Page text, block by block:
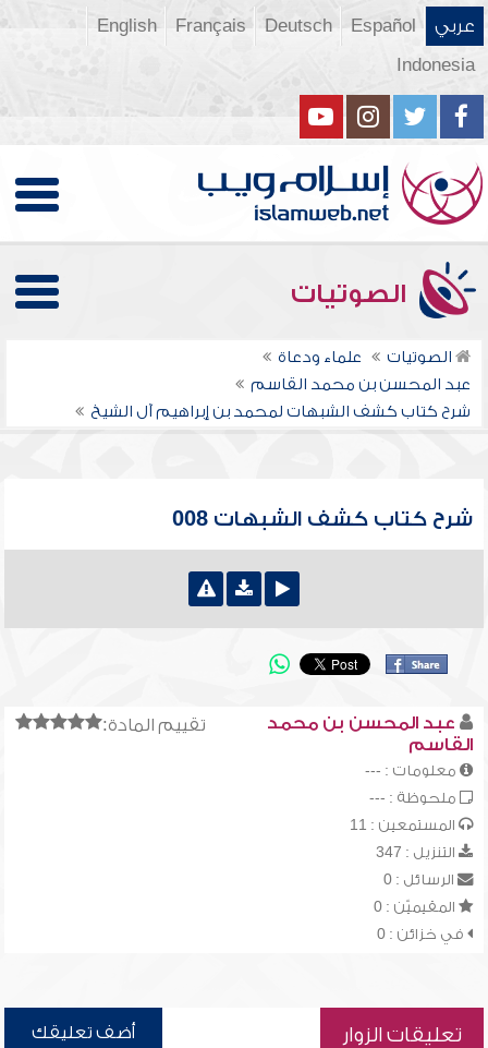
عربي Español
Deutsch
Français
English
Indonesia
الصوتيات
الصوتيات
علماء ودعاة
عبد المحسن بن محمد القاسم
شرح كتاب كشف الشبهات لمحمد بن إبراهيم آل الشيخ
شرح كتاب كشف الشبهات 008
تقييم المادة:
عبد المحسن بن محمد
القاسم
معلومات : ---
ملحوظة : ---
المستمعين : 11
التنزيل : 347
الرسائل : 0
المقيميّن : 0
في خزائن : 0
تعليقات الزوار أضف تعليقك